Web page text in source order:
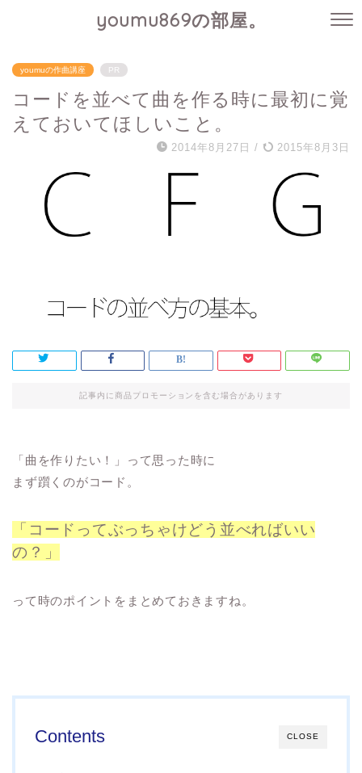
youmu869の部屋。
youmuの作曲講座 PR
コードを並べて曲を作る時に最初に覚
えておいてほしいこと。
2014年8月27日 / 2015年8月3日
記事内に商品プロモーションを含む場合があります
「曲を作りたい！」って思った時に
まず躓くのがコード。
「コードってぶっちゃけどう並べればいい
の？」
って時のポイントをまとめておきますね。
CLOSE
Contents